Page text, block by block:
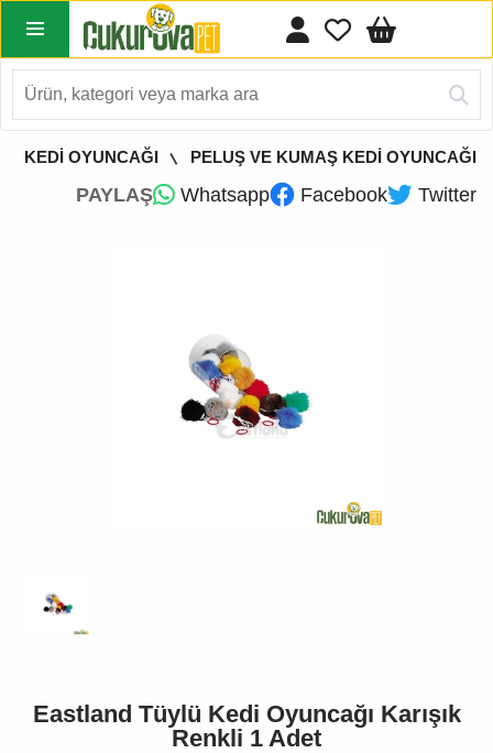
KEDİ OYUNCAĞI PELUŞ VE KUMAŞ KEDİ OYUNCAĞI
PAYLAŞ Whatsapp Facebook Twitter
Eastland Tüylü Kedi Oyuncağı Karışık
Renkli 1 Adet